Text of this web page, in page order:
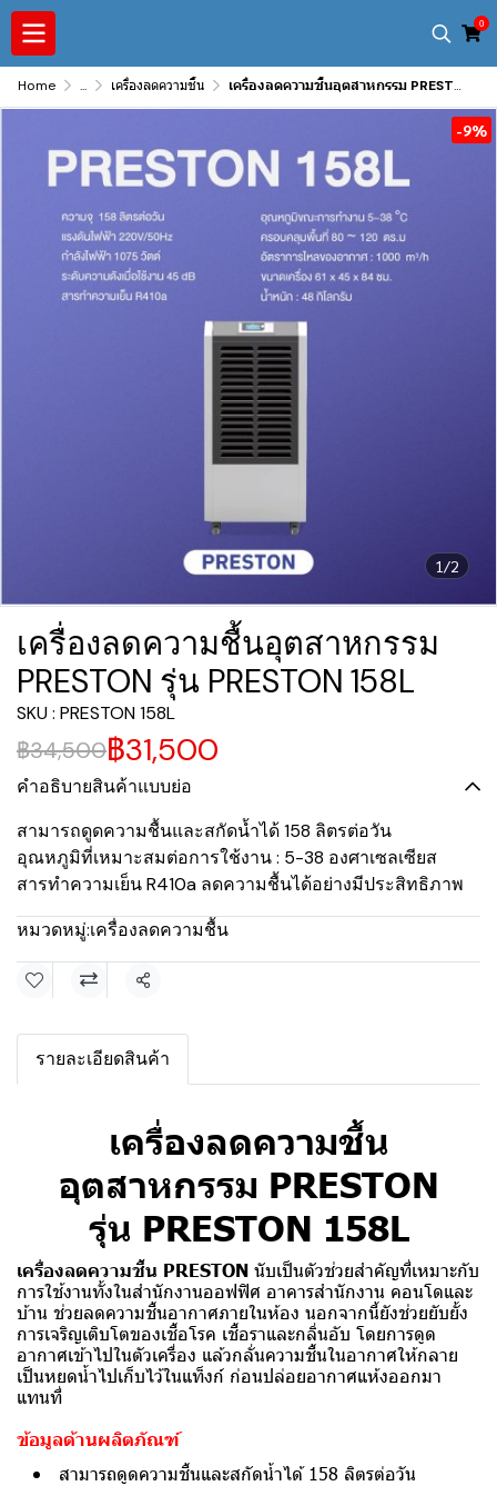
0
Home ... เครื่องลดความชื้น เครื่องลดความชื้นอุตสาหกรรม PRESTON รุ่น PRESTON 158L
1/2
-9%
เครื่องลดความชื้นอุตสาหกรรม
PRESTON รุ่น PRESTON 158L
SKU : PRESTON 158L
฿34,500฿31,500
คำอธิบายสินค้าแบบย่อ
สามารถดูดความชื้นและสกัดน้ำได้ 158 ลิตรต่อวัน
อุณหภูมิที่เหมาะสมต่อการใช้งาน : 5-38 องศาเซลเซียส
สารทำความเย็น R410a ลดความชื้นได้อย่างมีประสิทธิภาพ
หมวดหมู่:เครื่องลดความชื้น
แชร์
รายละเอียดสินค้า
เครื่องลดความชื้น
อุตสาหกรรม PRESTON
รุ่น PRESTON 158L
เครื่องลดความชื้น PRESTON นับเป็นตัวช่วยสำคัญที่เหมาะกับ
การใช้งานทั้งในสำนักงานออฟฟิศ อาคารสำนักงาน คอนโดและ
บ้าน ช่วยลดความชื้นอากาศภายในห้อง นอกจากนี้ยังช่วยยับยั้ง
การเจริญเติบโตของเชื้อโรค เชื้อราและกลิ่นอับ โดยการดูด
อากาศเข้าไปในตัวเครื่อง แล้วกลั่นความชื้นในอากาศให้กลาย
เป็นหยดน้ำไปเก็บไว้ในแท็งก์ ก่อนปล่อยอากาศแห้งออกมา
แทนที่
ข้อมูลด้านผลิตภัณฑ์
สามารถดูดความชื้นและสกัดน้ำได้ 158 ลิตรต่อวัน